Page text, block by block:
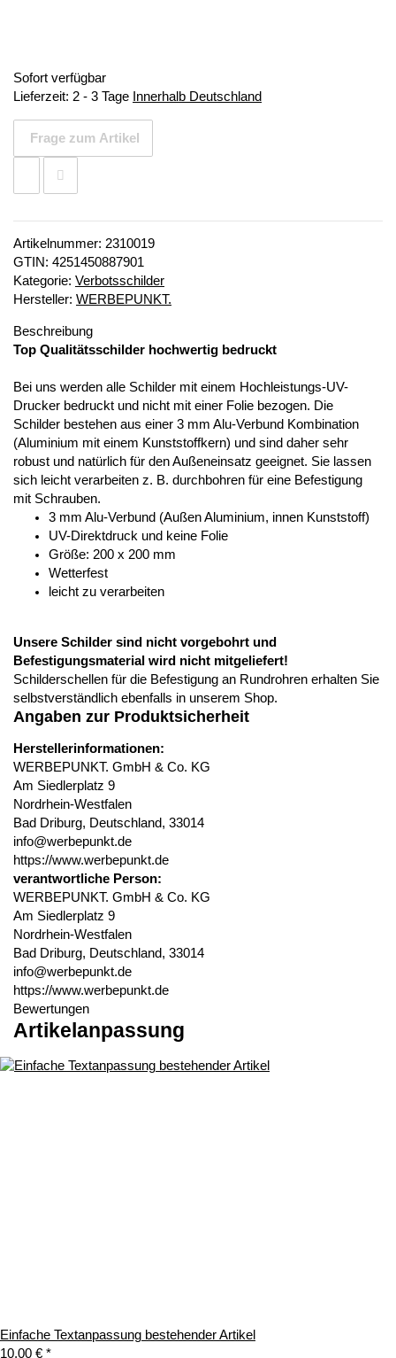
Sofort verfügbar
Lieferzeit: 2 - 3 Tage Innerhalb Deutschland
Frage zum Artikel
Artikelnummer: 2310019
GTIN: 4251450887901
Kategorie: Verbotsschilder
Hersteller: WERBEPUNKT.
Beschreibung
Top Qualitätsschilder hochwertig bedruckt
Bei uns werden alle Schilder mit einem Hochleistungs-UV-
Drucker bedruckt und nicht mit einer Folie bezogen. Die
Schilder bestehen aus einer 3 mm Alu-Verbund Kombination
(Aluminium mit einem Kunststoffkern) und sind daher sehr
robust und natürlich für den Außeneinsatz geeignet. Sie lassen
sich leicht verarbeiten z. B. durchbohren für eine Befestigung
mit Schrauben.
3 mm Alu-Verbund (Außen Aluminium, innen Kunststoff)
UV-Direktdruck und keine Folie
Größe: 200 x 200 mm
Wetterfest
leicht zu verarbeiten
Unsere Schilder sind nicht vorgebohrt und
Befestigungsmaterial wird nicht mitgeliefert!
Schilderschellen für die Befestigung an Rundrohren erhalten Sie
selbstverständlich ebenfalls in unserem Shop.
Angaben zur Produktsicherheit
Herstellerinformationen:
WERBEPUNKT. GmbH & Co. KG
Am Siedlerplatz 9
Nordrhein-Westfalen
Bad Driburg, Deutschland, 33014
info@werbepunkt.de
https://www.werbepunkt.de
verantwortliche Person:
WERBEPUNKT. GmbH & Co. KG
Am Siedlerplatz 9
Nordrhein-Westfalen
Bad Driburg, Deutschland, 33014
info@werbepunkt.de
https://www.werbepunkt.de
Bewertungen
Artikelanpassung
Einfache Textanpassung bestehender Artikel
10,00 € *